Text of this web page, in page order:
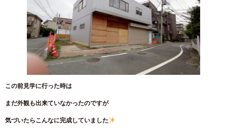
この前見学に行った時は
まだ外観も出来ていなかったのですが
気づいたらこんなに完成していました